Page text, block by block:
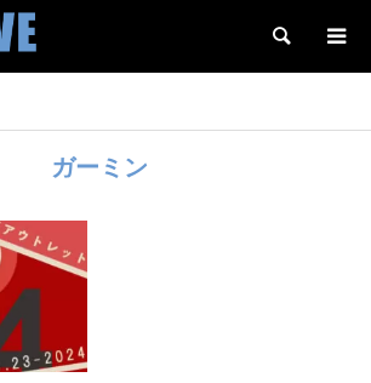
検索
ガーミン